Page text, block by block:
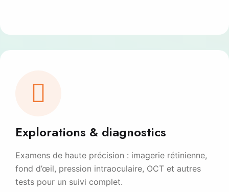
Explorations & diagnostics
Examens de haute précision : imagerie rétinienne,
fond d’œil, pression intraoculaire, OCT et autres
tests pour un suivi complet.